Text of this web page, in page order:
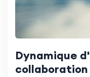
Dynamique
collaboration